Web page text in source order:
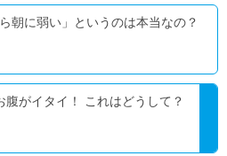
朝に弱い」というのは本当なの？
腹がイタイ！ これはどうして？